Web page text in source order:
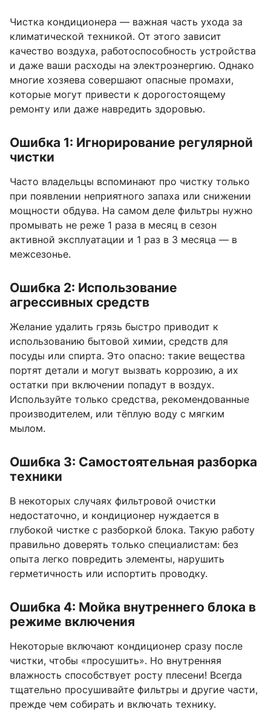
Чистка кондиционера — важная часть ухода за
климатической техникой. От этого зависит
качество воздуха, работоспособность устройства
и даже ваши расходы на электроэнергию. Однако
многие хозяева совершают опасные промахи,
которые могут привести к дорогостоящему
ремонту или даже навредить здоровью.
Ошибка 1: Игнорирование регулярной
чистки
Часто владельцы вспоминают про чистку только
при появлении неприятного запаха или снижении
мощности обдува. На самом деле фильтры нужно
промывать не реже 1 раза в месяц в сезон
активной эксплуатации и 1 раз в 3 месяца — в
межсезонье.
Ошибка 2: Использование
агрессивных средств
Желание удалить грязь быстро приводит к
использованию бытовой химии, средств для
посуды или спирта. Это опасно: такие вещества
портят детали и могут вызвать коррозию, а их
остатки при включении попадут в воздух.
Используйте только средства, рекомендованные
производителем, или тёплую воду с мягким
мылом.
Ошибка 3: Самостоятельная разборка
техники
В некоторых случаях фильтровой очистки
недостаточно, и кондиционер нуждается в
глубокой чистке с разборкой блока. Такую работу
правильно доверять только специалистам: без
опыта легко повредить элементы, нарушить
герметичность или испортить проводку.
Ошибка 4: Мойка внутреннего блока в
режиме включения
Некоторые включают кондиционер сразу после
чистки, чтобы «просушить». Но внутренняя
влажность способствует росту плесени! Всегда
тщательно просушивайте фильтры и другие части,
прежде чем собирать и включать технику.